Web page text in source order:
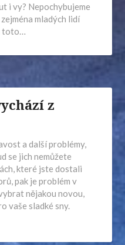
i vy? Nepochybujeme
mladých lidí
toto…
z
a další problémy,
se jich nemůžete
které jste dostali
pak je problém v
nějakou novou,
vaše sladké sny.